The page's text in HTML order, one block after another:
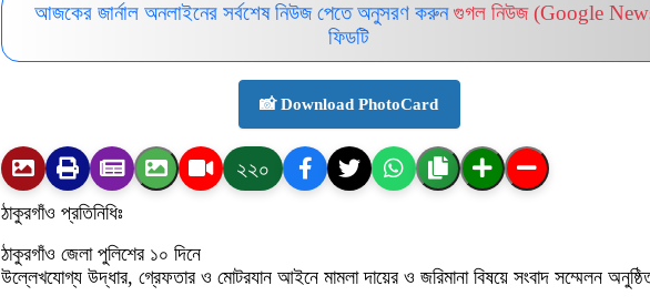
আজকের জার্নাল অনলাইনের সর্বশেষ নিউজ পেতে অনুসরণ করুনগুগল নিউজ (Google
ফিডটি
📸 Download PhotoCard
২২০
ঠাকুরগাঁও প্রতিনিধিঃ
ঠাকুরগাঁও জেলা পুলিশের ১০ দিনে
উল্লেখযোগ্য উদ্ধার, গ্রেফতার ও মোটরযান আইনে মামলা দায়ের ও জরিমানা বিষয়ে সংবাদ সম্মেলন